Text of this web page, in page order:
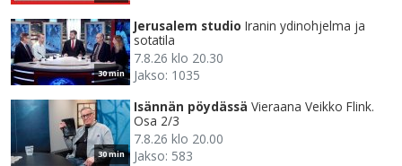
30 min
Jerusalem studio Iranin ydinohjelma ja
sotatila
7.8.26 klo 20.30
Jakso: 1035
30 min
Isännän pöydässä Vieraana Veikko Flink.
Osa 2/3
7.8.26 klo 20.00
Jakso: 583